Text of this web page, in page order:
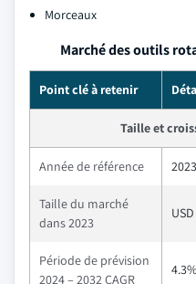
Morceaux
Marché des outils
Point clé à retenir
Taille et
Année de référence 2023
Taille du marché
dans 2023
Période de prévision
2024 – 2032 CAGR
4.3%